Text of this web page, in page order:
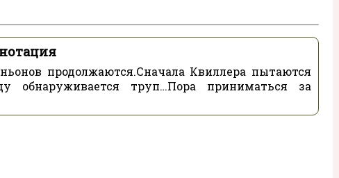
продолжаются.Сначала Квиллера пытаются
обнаруживается труп…Пора приниматься за